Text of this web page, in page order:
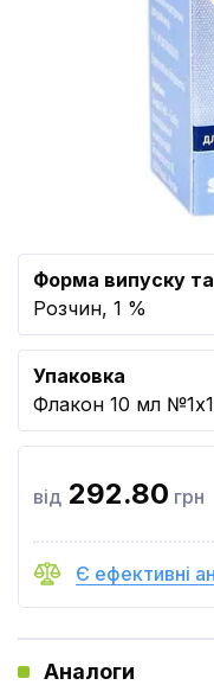
Форма випуску
Розчин, 1 %
Упаковка
Флакон 10 мл №1x1
від 292.80 грн
Є ефективні
Аналоги